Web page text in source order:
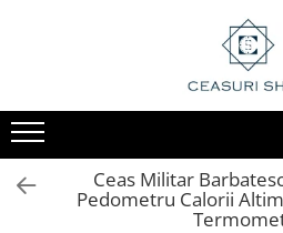
Ceas Militar
Pedometru Calorii